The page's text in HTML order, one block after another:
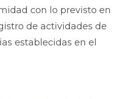
con lo previsto en
de actividades de
establecidas en el